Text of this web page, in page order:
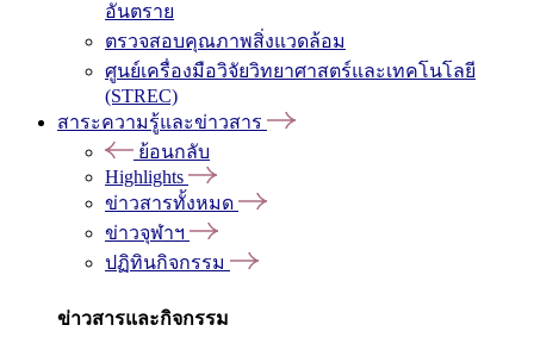
อันตราย
ตรวจสอบคุณภาพสิ่งแวดล้อม
ศูนย์เครื่องมือวิจัยวิทยาศาสตร์และเทคโนโลยี
(STREC)
สาระความรู้และข่าวสาร
ย้อนกลับ
Highlights
ข่าวสารทั้งหมด
ข่าวจุฬาฯ
ปฏิทินกิจกรรม
ข่าวสารและกิจกรรม